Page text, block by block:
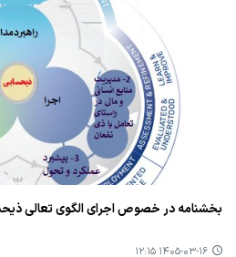
بخشنامه در خصوص اجرای الگوی تعالی
۱۴۰۵-۰۳-۱۶ ۱۲:۱۵